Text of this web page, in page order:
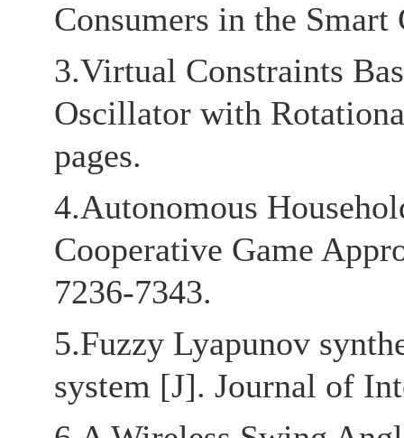
Consumers in the
3.Virtual Constraints
Oscillator with
pages.
4.Autonomous
Cooperative Game
7236-7343.
5.Fuzzy Lyapunov
system [J]. Journal of